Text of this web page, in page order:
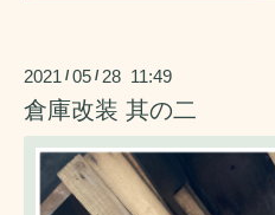
2021 /05 / 28 11:49
倉庫改装 其の二